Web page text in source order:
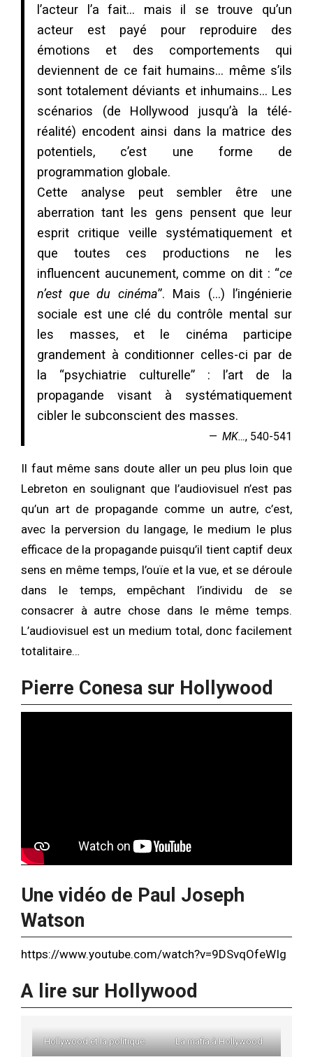
l’acteur l’a fait… mais il se trouve qu’un
acteur est payé pour reproduire des
émotions et des comportements qui
deviennent de ce fait humains… même s’ils
sont totalement déviants et inhumains… Les
scénarios (de Hollywood jusqu’à la télé-
réalité) encodent ainsi dans la matrice des
potentiels, c’est une forme de
programmation globale.
Cette analyse peut sembler être une
aberration tant les gens pensent que leur
esprit critique veille systématiquement et
que toutes ces productions ne les
influencent aucunement, comme on dit : “ce
n’est que du cinéma”. Mais (…) l’ingénierie
sociale est une clé du contrôle mental sur
les masses, et le cinéma participe
grandement à conditionner celles-ci par de
la “psychiatrie culturelle” : l’art de la
propagande visant à systématiquement
cibler le subconscient des masses.
MK…, 540-541
Il faut même sans doute aller un peu plus loin que
Lebreton en soulignant que l’audiovisuel n’est pas
qu’un art de propagande comme un autre, c’est,
avec la perversion du langage, le medium le plus
efficace de la propagande puisqu’il tient captif deux
sens en même temps, l’ouïe et la vue, et se déroule
dans le temps, empêchant l’individu de se
consacrer à autre chose dans le même temps.
L’audiovisuel est un medium total, donc facilement
totalitaire…
Pierre Conesa sur Hollywood
Une vidéo de Paul Joseph
Watson
https://www.youtube.com/watch?v=9DSvqOfeWIg
A lire sur Hollywood
Hollywood et la politique La mafia à Hollywood